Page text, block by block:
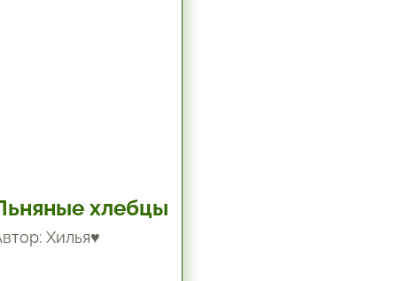
хлебцы
Хилья♥